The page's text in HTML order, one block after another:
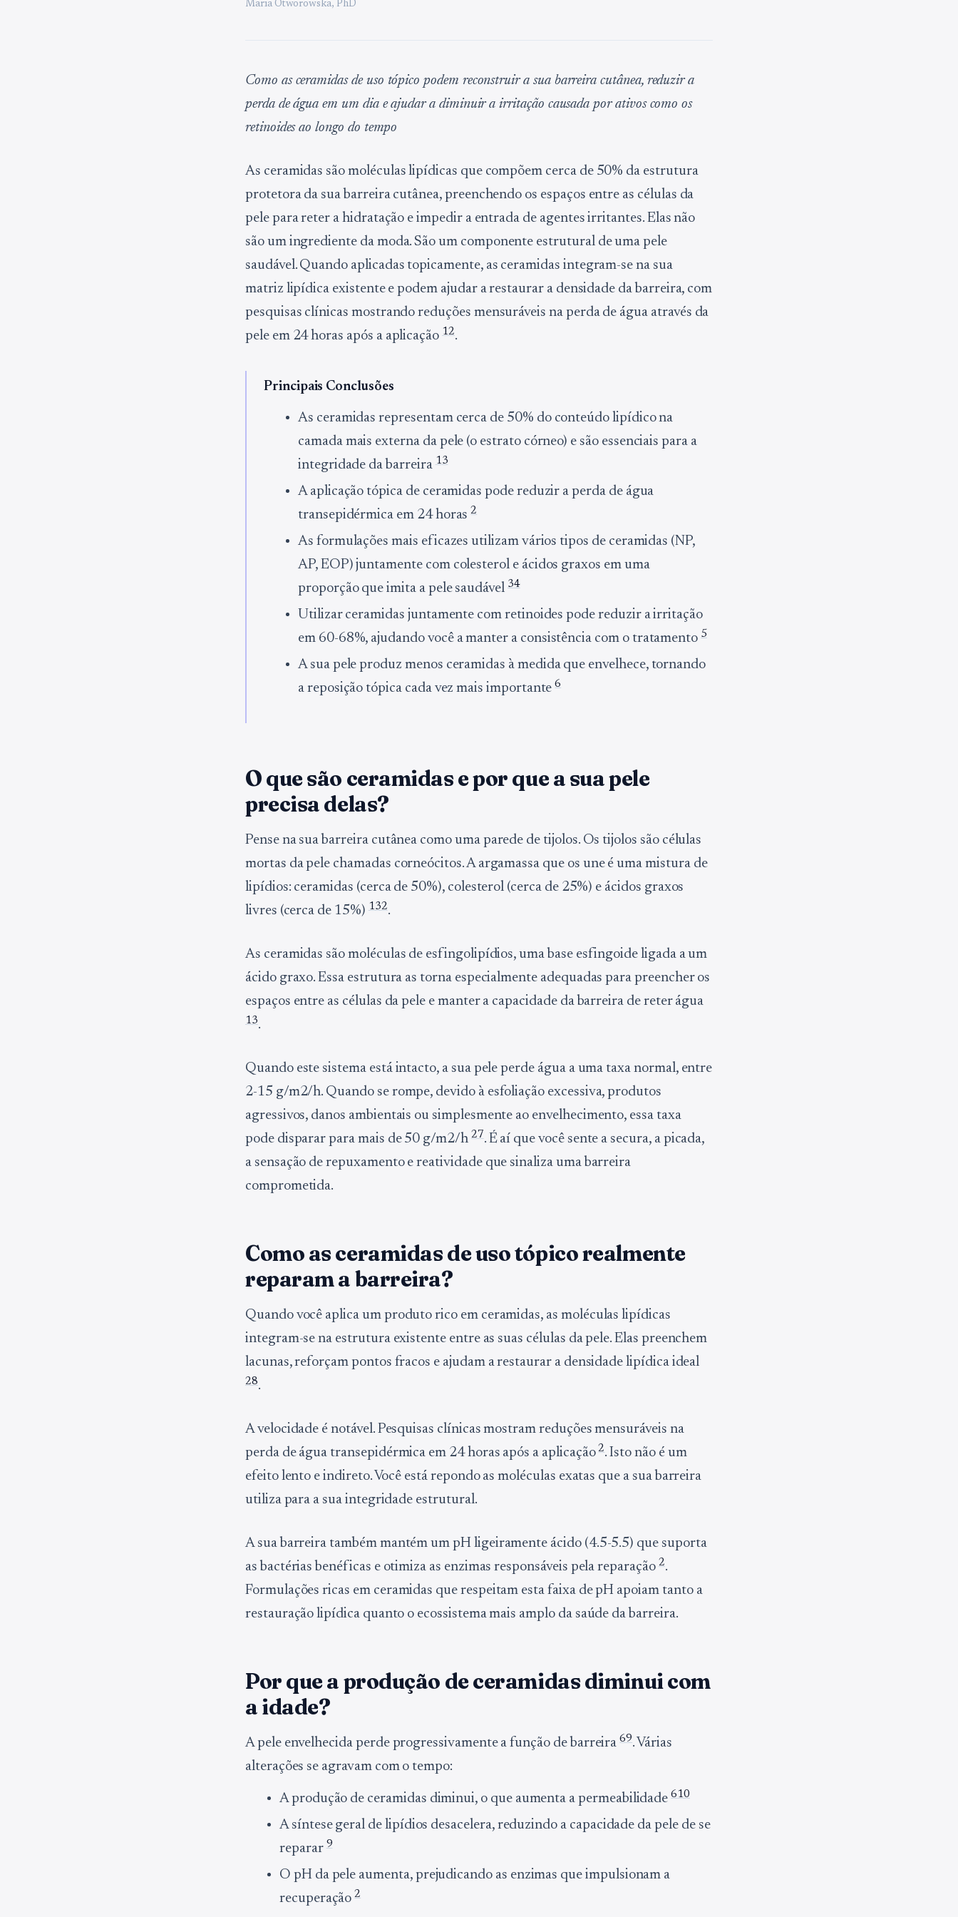
Maria Otworowska, PhD
Como as ceramidas de uso tópico podem reconstruir a sua barreira cutânea, reduzir a
perda de água em um dia e ajudar a diminuir a irritação causada por ativos como os
retinoides ao longo do tempo
As ceramidas são moléculas lipídicas que compõem cerca de 50% da estrutura
protetora da sua barreira cutânea, preenchendo os espaços entre as células da
pele para reter a hidratação e impedir a entrada de agentes irritantes. Elas não
são um ingrediente da moda. São um componente estrutural de uma pele
saudável. Quando aplicadas topicamente, as ceramidas integram-se na sua
matriz lipídica existente e podem ajudar a restaurar a densidade da barreira, com
pesquisas clínicas mostrando reduções mensuráveis na perda de água através da
pele em 24 horas após a aplicação 12.
Principais Conclusões
As ceramidas representam cerca de 50% do conteúdo lipídico na
camada mais externa da pele (o estrato córneo) e são essenciais para a
integridade da barreira 13
A aplicação tópica de ceramidas pode reduzir a perda de água
transepidérmica em 24 horas2
As formulações mais eficazes utilizam vários tipos de ceramidas (NP,
AP, EOP) juntamente com colesterol e ácidos graxos em uma
proporção que imita a pele saudável 34
Utilizar ceramidas juntamente com retinoides pode reduzir a irritação
em 60-68%, ajudando você a manter a consistência com o tratamento5
A sua pele produz menos ceramidas à medida que envelhece, tornando
a reposição tópica cada vez mais importante6
O que são ceramidas e por que a sua pele
precisa delas?
Pense na sua barreira cutânea como uma parede de tijolos. Os tijolos são células
mortas da pele chamadas corneócitos. A argamassa que os une é uma mistura de
lipídios: ceramidas (cerca de 50%), colesterol (cerca de 25%) e ácidos graxos
livres (cerca de 15%) 132.
As ceramidas são moléculas de esfingolipídios, uma base esfingoide ligada a um
ácido graxo. Essa estrutura as torna especialmente adequadas para preencher os
espaços entre as células da pele e manter a capacidade da barreira de reter água
13.
Quando este sistema está intacto, a sua pele perde água a uma taxa normal, entre
2-15 g/m2/h. Quando se rompe, devido à esfoliação excessiva, produtos
agressivos, danos ambientais ou simplesmente ao envelhecimento, essa taxa
pode disparar para mais de 50 g/m2/h 27. É aí que você sente a secura, a picada,
a sensação de repuxamento e reatividade que sinaliza uma barreira
comprometida.
Como as ceramidas de uso tópico realmente
reparam a barreira?
Quando você aplica um produto rico em ceramidas, as moléculas lipídicas
integram-se na estrutura existente entre as suas células da pele. Elas preenchem
lacunas, reforçam pontos fracos e ajudam a restaurar a densidade lipídica ideal
28.
A velocidade é notável. Pesquisas clínicas mostram reduções mensuráveis na
perda de água transepidérmica em 24 horas após a aplicação2. Isto não é um
efeito lento e indireto. Você está repondo as moléculas exatas que a sua barreira
utiliza para a sua integridade estrutural.
A sua barreira também mantém um pH ligeiramente ácido (4.5-5.5) que suporta
as bactérias benéficas e otimiza as enzimas responsáveis pela reparação 2.
Formulações ricas em ceramidas que respeitam esta faixa de pH apoiam tanto a
restauração lipídica quanto o ecossistema mais amplo da saúde da barreira.
Por que a produção de ceramidas diminui com
a idade?
A pele envelhecida perde progressivamente a função de barreira69. Várias
alterações se agravam com o tempo:
A produção de ceramidas diminui, o que aumenta a permeabilidade6 10
A síntese geral de lipídios desacelera, reduzindo a capacidade da pele de se
reparar 9
O pH da pele aumenta, prejudicando as enzimas que impulsionam a
recuperação2